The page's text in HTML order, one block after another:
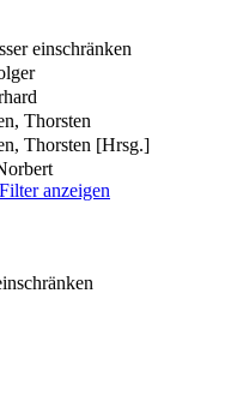
einschränken
Thorsten
Thorsten [Hrsg.]
anzeigen